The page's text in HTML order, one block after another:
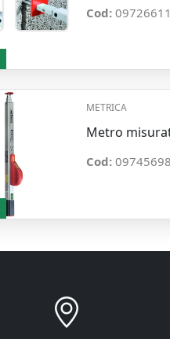
Cod: 09726611
METRICA
Metro
Cod: 09745698